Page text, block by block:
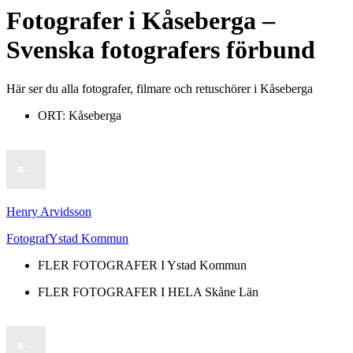
Fotograferi Kåseberga–
Svenska fotografers förbund
Här ser du alla fotografer, filmare och retuschörer i Kåseberga
ORT: Kåseberga
Henry Arvidsson
FotografYstad Kommun
FLER FOTOGRAFER IYstad Kommun
FLER FOTOGRAFER I HELA Skåne Län